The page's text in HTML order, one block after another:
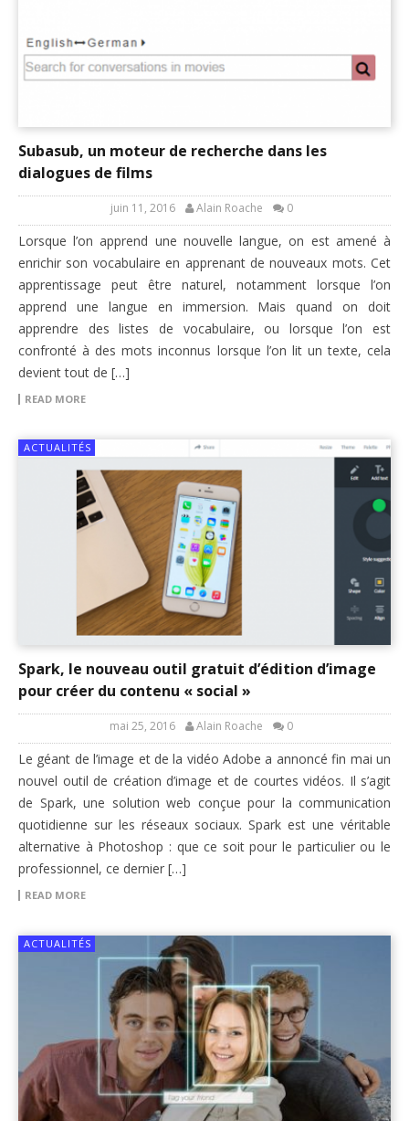
Subasub, un moteur de recherche dans les
dialogues de films
juin 11, 2016 Alain Roache 0
Lorsque l’on apprend une nouvelle langue, on est amené à
enrichir son vocabulaire en apprenant de nouveaux mots. Cet
apprentissage peut être naturel, notamment lorsque l’on
apprend une langue en immersion. Mais quand on doit
apprendre des listes de vocabulaire, ou lorsque l’on est
confronté à des mots inconnus lorsque l’on lit un texte, cela
devient tout de […]
READ MORE
ACTUALITÉS
Spark, le nouveau outil gratuit d’édition d’image
pour créer du contenu « social »
mai 25, 2016 Alain Roache 0
Le géant de l’image et de la vidéo Adobe a annoncé fin mai un
nouvel outil de création d’image et de courtes vidéos. Il s’agit
de Spark, une solution web conçue pour la communication
quotidienne sur les réseaux sociaux. Spark est une véritable
alternative à Photoshop : que ce soit pour le particulier ou le
professionnel, ce dernier […]
READ MORE
ACTUALITÉS